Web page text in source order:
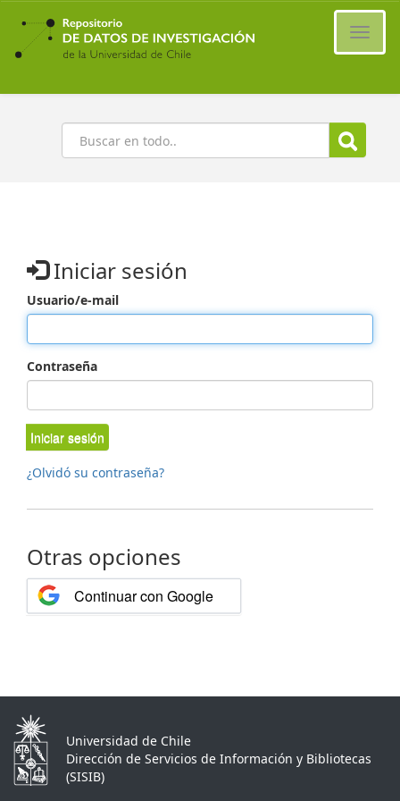
Ir
contenido
principal
Buscar
Iniciar sesión
Usuario/e-mail
Contraseña
Iniciar sesión
¿Olvidó su contraseña?
Otras opciones
Continuar con Google
Universidad de Chile
Dirección de Servicios de Información y Bibliotecas
(SISIB)